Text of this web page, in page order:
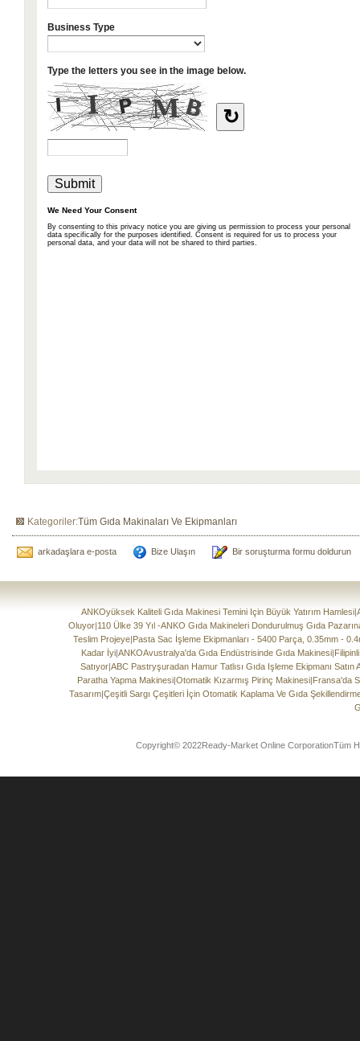
Kategoriler:Tüm Gıda Makinaları Ve Ekipmanları
arkadaşlara e-posta Bize Ulaşın Bir soruşturma formu doldurun
ANKOyüksek Kaliteli Gıda Makinesi Temini Için Büyük Yatırım Hamlesi|
Oluyor|110 Ülke 39 Yıl -ANKO Gıda Makineleri Dondurulmuş Gıda
Teslim Projeye|Pasta Sac İşleme Ekipmanları - 5400 Parça, 0.35mm -
Kadar İyi|ANKOAvustralya'da Gıda Endüstrisinde Gıda Makinesi|
Satıyor|ABC Pastryşuradan Hamur Tatlısı Gıda Işleme Ekipmanı Satın
Paratha Yapma Makinesi|Otomatik Kızarmış Pirinç Makinesi|Fransa'da
Tasarım|Çeşitli Sargı Çeşitleri İçin Otomatik Kaplama Ve Gıda
Copyright© 2022Ready-Market Online CorporationTüm